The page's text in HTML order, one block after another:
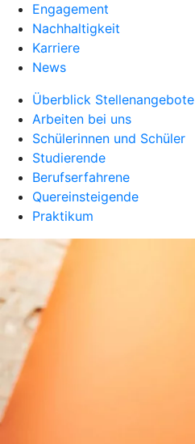
Engagement
Nachhaltigkeit
Karriere
News
Überblick Stellenangebote
Arbeiten bei uns
Schülerinnen und Schüler
Studierende
Berufserfahrene
Quereinsteigende
Praktikum